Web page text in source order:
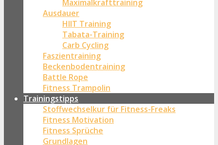
Maximalkrafttraining
Ausdauer
HIIT Training
Tabata-Training
Carb Cycling
Faszientraining
Beckenbodentraining
Battle Rope
Fitness Trampolin
Trainingstipps
Stoffwechselkur für Fitness-Freaks
Fitness Motivation
Fitness Sprüche
Grundlagen